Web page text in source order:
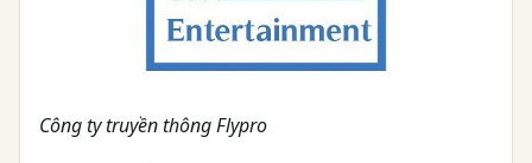
Công ty truyền thông Flypro